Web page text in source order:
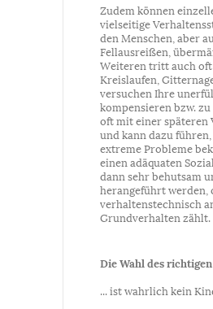
Zudem können
vielseitige
den Menschen, aber
Fellausreißen,
Weiteren tritt auch oft
Kreislaufen,
versuchen Ihre
kompensieren bzw.
oft mit einer späteren
und kann dazu
extreme Probleme
einen adäquaten
dann sehr behutsam
herangeführt
verhaltenstechnisch
Grundverhalten zählt.
Die Wahl des
... ist wahrlich kein